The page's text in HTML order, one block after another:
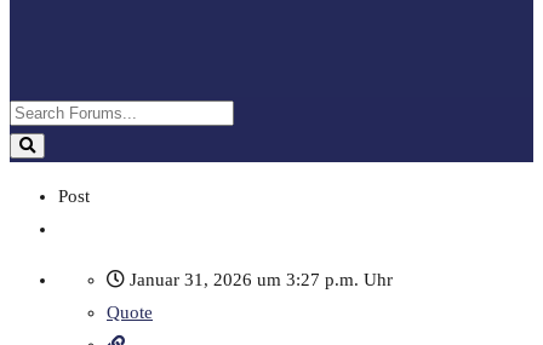
Post
Januar 31, 2026 um 3:27 p.m. Uhr
Quote